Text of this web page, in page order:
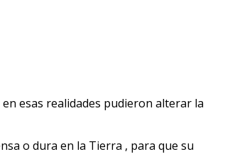
esas realidades pudieron alterar la
o dura en la Tierra , para que su